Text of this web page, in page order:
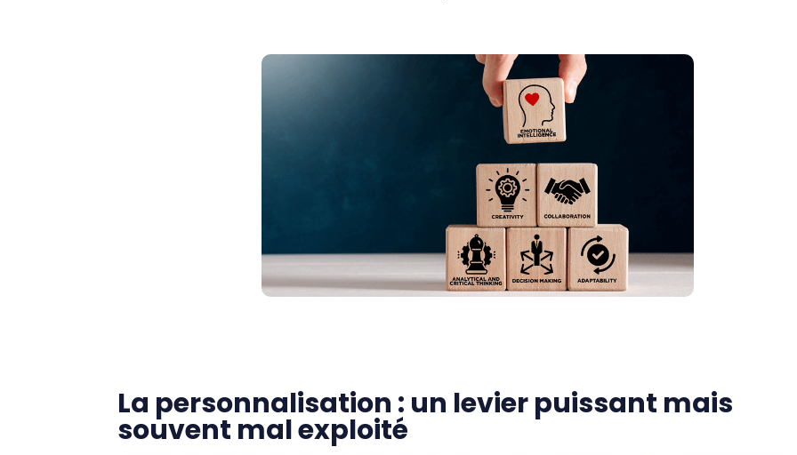
La personnalisation : un levier puissant mais
souvent mal exploité